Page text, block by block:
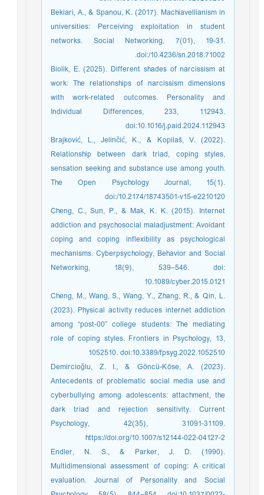
Bekiari, A., & Spanou, K. (2017). Machiavellianism in
universities: Perceiving exploitation in student
networks. Social Networking, 7(01), 19-31.
doi:/10.4236/sn.2018.71002.
Biolik, E. (2025). Different shades of narcissism at
work: The relationships of narcissism dimensions
with work-related outcomes. Personality and
Individual Differences, 233, 112943.
doi:10.1016/j.paid.2024.112943
Brajković, L., Jelinčić, K., & Kopilaš, V. (2022).
Relationship between dark triad, coping styles,
sensation seeking and substance use among youth.
The Open Psychology Journal, 15(1).
doi:/10.2174/18743501-v15-e2210120
Cheng, C., Sun, P., & Mak, K. K. (2015). Internet
addiction and psychosocial maladjustment: Avoidant
coping and coping inflexibility as psychological
mechanisms. Cyberpsychology, Behavior and Social
Networking, 18(9), 539–546. doi:
10.1089/cyber.2015.0121
Cheng, M., Wang, S., Wang, Y., Zhang, R., & Qin, L.
(2023). Physical activity reduces internet addiction
among “post-00” college students: The mediating
role of coping styles. Frontiers in Psychology, 13,
1052510. doi:10.3389/fpsyg.2022.1052510
Demircioğlu, Z. I., & Göncü-Köse, A. (2023).
Antecedents of problematic social media use and
cyberbullying among adolescents: attachment, the
dark triad and rejection sensitivity. Current
Psychology, 42(35), 31091-31109.
https://doi.org/10.1007/s12144-022-04127-2
Endler, N. S., & Parker, J. D. (1990).
Multidimensional assessment of coping: A critical
evaluation. Journal of Personality and Social